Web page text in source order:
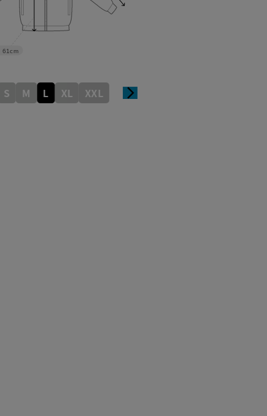
61cm
S M L XL XXL